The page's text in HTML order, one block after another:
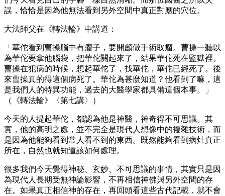
誤，恰恰是因為他無法看到另外空間中真正對應的穴位。
大法師父在《轉法輪》中講道：
「華佗看到曹操腦中有瘤子，要開顱做手術取瘤。曹操一聽以
為華佗要拿他腦袋，把華佗關起來了，結果華佗死在監獄裡。
曹操在犯病的時候，想起華佗了，找華佗，華佗已經死了。後
來曹操真的得這個病死了。華佗為甚麼知道？他看到了嘛，這
是我們人的特異功能，過去的大醫學家都具備這個本事。」
（《轉法輪》〈第七講〉）
今天的人提起華佗，都認為他是神醫，神奇得不可思議。其
實，他的高明之處，並不完全是現代人想像中的複雜技術，而
是因為他能夠看到常人看不到的東西。既然能夠看到病灶真正
所在，自然也就知道該如何處理。
很多我們今天覺得神秘、玄妙、不可思議的事情，其實只是因
為現代人長期受無神論影響，不再相信神佛與另外空間的存
在。如果真正相信神的存在，再回頭看這些古代記載，就不會